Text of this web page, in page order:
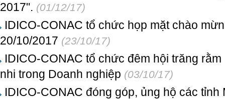
2017". (01/12/17)
IDICO-CONAC tổ chức họp mặt chào
20/10/2017 (23/10/17)
IDICO-CONAC tổ chức đêm hội trăng
nhi trong Doanh nghiệp (03/10/17)
IDICO-CONAC đóng góp, ủng hộ các